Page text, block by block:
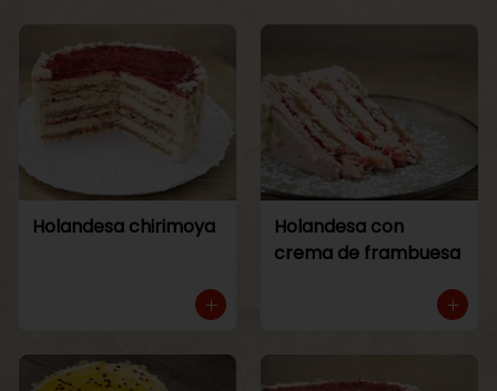
Holandesa chirimoya
Holandesa con
crema de frambuesa